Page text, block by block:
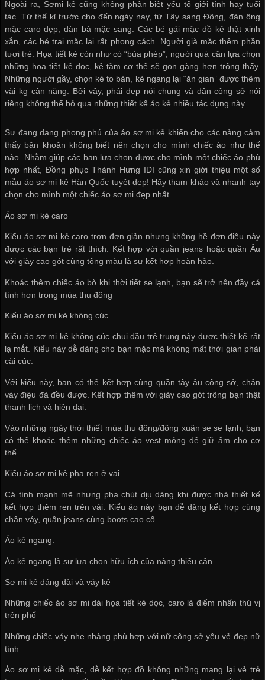
Ngoài ra, Sơmi kẻ cũng không phân biệt yếu tố giới tính hay tuổi
tác. Từ thế kỉ trước cho đến ngày nay, từ Tây sang Đông, đàn ông
mặc caro đẹp, đàn bà mặc sang. Các bé gái mặc đồ kẻ thật xinh
xắn, các bé trai mặc lại rất phong cách. Người già mặc thêm phần
tươi trẻ. Họa tiết kẻ còn như có “bùa phép”, người quá cân lựa chọn
những họa tiết kẻ dọc, kẻ tăm cơ thể sẽ gọn gàng hơn trông thấy.
Những người gầy, chọn kẻ to bản, kẻ ngang lại “ăn gian” được thêm
vài kg cân nặng. Bởi vậy, phái đẹp nói chung và dân công sở nói
riêng không thể bỏ qua những thiết kế áo kẻ nhiều tác dụng này.
Sự đang dạng phong phú của áo sơ mi kẻ khiến cho các nàng cảm
thấy băn khoăn không biết nên chọn cho mình chiếc áo như thế
nào. Nhằm giúp các bạn lựa chọn được cho mình một chiếc áo phù
hợp nhất, Đồng phục Thành Hưng IDI cũng xin giới thiệu một số
mẫu áo sơ mi kẻ Hàn Quốc tuyệt đẹp! Hãy tham khảo và nhanh tay
chọn cho mình một chiếc áo sơ mi đẹp nhất.
Áo sơ mi kẻ caro
Kiểu áo sơ mi kẻ caro trơn đơn giản nhưng không hề đơn điệu này
được các bạn trẻ rất thích. Kết hợp với quần jeans hoặc quần Âu
với giày cao gót cùng tông màu là sự kết hợp hoàn hảo.
Khoác thêm chiếc áo bò khi thời tiết se lạnh, bạn sẽ trở nên đầy cá
tính hơn trong mùa thu đông
Kiểu áo sơ mi kẻ không cúc
Kiểu áo sơ mi kẻ không cúc chui đầu trẻ trung này được thiết kế rất
lạ mắt. Kiểu này dễ dàng cho bạn mặc mà không mất thời gian phải
cài cúc.
Với kiểu này, bạn có thể kết hợp cùng quần tây âu công sở, chân
váy điệu đà đều được. Kết hợp thêm với giày cao gót trông bạn thật
thanh lịch và hiện đại.
Vào những ngày thời thiết mùa thu đông/đông xuân se se lạnh, bạn
có thể khoác thêm những chiếc áo vest mỏng để giữ ấm cho cơ
thể.
Kiểu áo sơ mi kẻ pha ren ở vai
Cá tính mạnh mẽ nhưng pha chút dịu dàng khi được nhà thiết kế
kết hợp thêm ren trên vải. Kiểu áo này bạn dễ dàng kết hợp cùng
chân váy, quần jeans cùng boots cao cổ.
Áo kẻ ngang:
Áo kẻ ngang là sự lựa chọn hữu ích của nàng thiếu cân
Sơ mi kẻ dáng dài và váy kẻ
Những chiếc áo sơ mi dài họa tiết kẻ dọc, caro là điểm nhấn thú vị
trên phố
Những chiếc váy nhẹ nhàng phù hợp với nữ công sở yêu vẻ đẹp nữ
tính
Áo sơ mi kẻ dễ mặc, dễ kết hợp đồ không những mang lại vẻ trẻ